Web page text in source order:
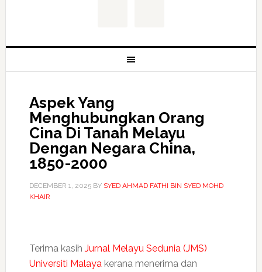
Aspek Yang
Menghubungkan Orang
Cina Di Tanah Melayu
Dengan Negara China,
1850-2000
DECEMBER 1, 2025BY SYED AHMAD FATHI BIN SYED MOHD
KHAIR
Terima kasih Jurnal Melayu Sedunia (JMS)
Universiti Malayakerana menerima dan